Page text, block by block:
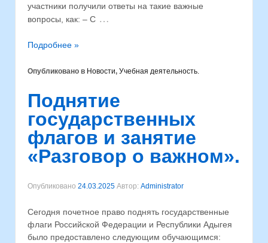
участники получили ответы на такие важные
вопросы, как: – С …
Подробнее »
Опубликовано в Новости, Учебная деятельность.
Поднятие
государственных
флагов и занятие
«Разговор о важном».
Опубликовано 24.03.2025 Автор: Administrator
Сегодня почетное право поднять государственные
флаги Российской Федерации и Республики Адыгея
было предоставлено следующим обучающимся: